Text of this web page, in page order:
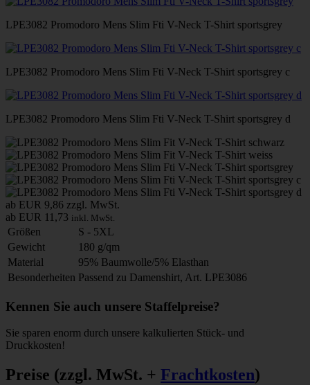
LPE3082 Promodoro Mens Slim Fti V-Neck T-Shirt sportsgrey
LPE3082 Promodoro Mens Slim Fti V-Neck T-Shirt sportsgrey c
LPE3082 Promodoro Mens Slim Fti V-Neck T-Shirt sportsgrey d
ab EUR 9,86 zzgl. MwSt.
ab EUR 11,73 inkl. MwSt.
Größen
S - 5XL
Gewicht
180 g/qm
Material
95% Baumwolle/5% Elasthan
Besonderheiten Passend zu Damenshirt, Art. LPE3086
Kennen Sie auch unsere Staffelpreise?
Sie sparen enorm durch unsere kalkulierten Stück- und
Druckkosten!
Preise (zzgl. MwSt. + Frachtkosten)